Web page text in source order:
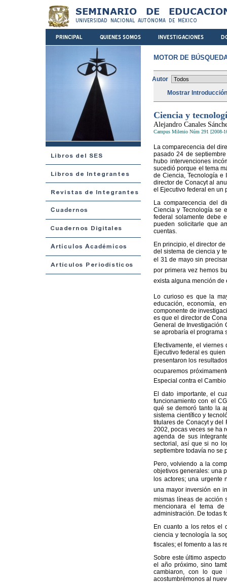
MOTOR DE
Autor
Mostrar
Ciencia y
Alejandro Canales
Campus Milenio Núm 291 [2008-
La comparecencia del
pasado 24 de
hubo intervenciones
sucedió porque el tema
de Ciencia, Tecnología e
director de Conacyt al
el Ejecutivo federal en un
La comparecencia del
Ciencia y Tecnología se
federal solamente debe
pueden solicitarle que
cuentas.
En principio, el director
del sistema de ciencia y
el 31 de mayo sin
por primera vez hemos
exista alguna mención de
Lo curioso es que la
educación, economía,
componente de
es que el director de
General de Investigación
se aprobaría el programa
Efectivamente, el
Ejecutivo federal es
presentaron los
ocuparemos
Especial contra el
El dato importante, el
funcionamiento con el
qué se demoró tanto la
sistema científico y
titulares de Conacyt y del
2002, pocas veces se ha
agenda de sus
sectorial, así que si no
septiembre todavía no se
Pero, volviendo a la
objetivos generales: una
los actores; una
una mayor inversión en
mismas líneas de acción
mencionara el tema
administración. De todas
En cuanto a los retos el
ciencia y tecnología la
fiscales; el fomento a las
Sobre este último
el año próximo, sino
cambiaron, con lo que
acostumbrémonos al